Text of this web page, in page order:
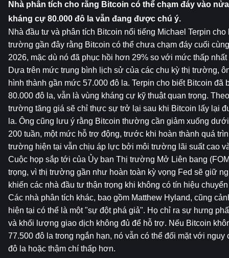
Nhà phân tích cho rằng Bitcoin có thể chạm đáy vào
kháng cự 80.000 đô la vẫn đang được chú ý.
Nhà đầu tư và phân tích Bitcoin nổi tiếng Michael Terpin cho
trường gần đây rằng Bitcoin có thể chưa chạm đáy cuối
2026, mặc dù nó đã phục hồi hơn 29% so với mức thấp
Dựa trên mức trung bình lịch sử của các chu kỳ thị trường,
hình thành gần mức 57.000 đô la. Terpin cho biết Bitcoin đã
80.000 đô la, vẫn là vùng kháng cự kỹ thuật quan trọng.
trường tăng giá sẽ chỉ thực sự trở lại sau khi Bitcoin lấy lại
la. Ông cũng lưu ý rằng Bitcoin thường cần giảm xuống
200 tuần, một mức hỗ trợ động, trước khi hoàn thành quá
trường hiện tại vẫn chịu áp lực bởi môi trường lãi suất cao
Cuộc họp sắp tới của Ủy ban Thị trường Mở Liên bang
trọng, vì thị trường gần như hoàn toàn kỳ vọng Fed sẽ giữ
khiến các nhà đầu tư thận trọng khi không có tín hiệu
Các nhà phân tích khác, bao gồm Matthew Hyland, cũng
hiện tại có thể là một "sự đột phá giả". Họ chỉ ra sự hưng
và khối lượng giao dịch không đủ để hỗ trợ. Nếu Bitcoin
77.500 đô la trong ngắn hạn, nó vẫn có thể đối mặt với
đô la hoặc thậm chí thấp hơn.